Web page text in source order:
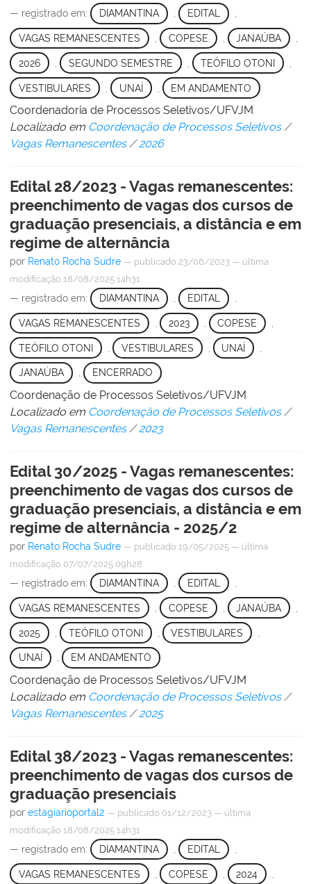
— registrado em: DIAMANTINA , EDITAL ,
VAGAS REMANESCENTES COPESE JANAÚBA
2026 SEGUNDO SEMESTRE TEÓFILO OTONI
VESTIBULARES UNAÍ EM ANDAMENTO
Coordenadoria de Processos Seletivos/UFVJM
Localizado em Coordenação de Processos Seletivos /
Vagas Remanescentes /2026
Edital 28/2023 - Vagas remanescentes:
preenchimento de vagas dos cursos de
graduação presenciais, a distância e em
regime de alternância
por Renato Rocha Sudre — publicado 23/06/2023 — última
modificação 18/08/2025 14h31
— registrado em: DIAMANTINA , EDITAL ,
VAGAS REMANESCENTES 2023 COPESE
TEÓFILO OTONI VESTIBULARES UNAÍ
JANAÚBA , ENCERRADO
Coordenação de Processos Seletivos/UFVJM
Localizado em Coordenação de Processos Seletivos /
Vagas Remanescentes /2023
Edital 30/2025 - Vagas remanescentes:
preenchimento de vagas dos cursos de
graduação presenciais, a distância e em
regime de alternância - 2025/2
por Renato Rocha Sudre — publicado 19/05/2025 — última
modificação 07/07/2025 09h28
— registrado em: DIAMANTINA EDITAL
VAGAS REMANESCENTES COPESE JANAÚBA
2025 TEÓFILO OTONI VESTIBULARES
UNAÍ , EM ANDAMENTO
Coordenação de Processos Seletivos/UFVJM
Localizado em Coordenação de Processos Seletivos /
Vagas Remanescentes /2025
Edital 38/2023 - Vagas remanescentes:
preenchimento de vagas dos cursos de
graduação presenciais
por estagiarioportal2 — publicado 01/12/2023 — última
modificação 18/08/2025 14h31
— registrado em: DIAMANTINA EDITAL
VAGAS REMANESCENTES COPESE 2024